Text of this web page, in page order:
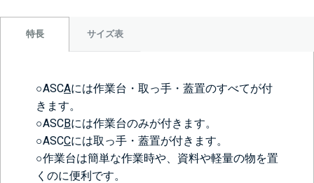
特長 サイズ表
○ASCAには作業台・取っ手・蓋置のすべてが付
きます。
○ASCBには作業台のみが付きます。
○ASCCには取っ手・蓋置が付きます。
○作業台は簡単な作業時や、資料や軽量の物を置
くのに便利です。